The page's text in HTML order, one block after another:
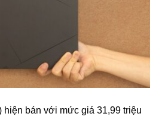
hiện bán với mức giá 31,99 triệu